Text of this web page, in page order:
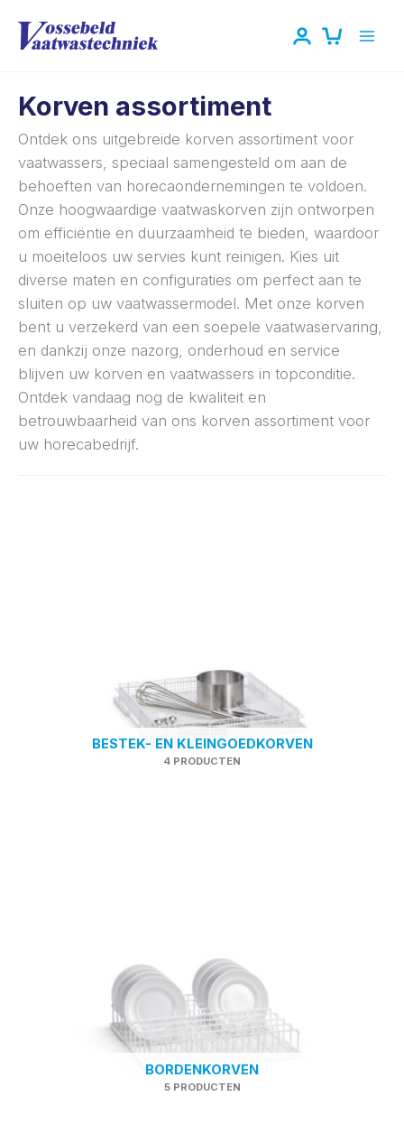
naar
Korven assortiment
Ontdek ons uitgebreide korven assortiment voor
vaatwassers, speciaal samengesteld om aan de
behoeften van horecaondernemingen te voldoen.
Onze hoogwaardige vaatwaskorven zijn ontworpen
om efficiëntie en duurzaamheid te bieden, waardoor
u moeiteloos uw servies kunt reinigen. Kies uit
diverse maten en configuraties om perfect aan te
sluiten op uw vaatwassermodel. Met onze korven
bent u verzekerd van een soepele vaatwaservaring,
en dankzij onze nazorg, onderhoud en service
blijven uw korven en vaatwassers in topconditie.
Ontdek vandaag nog de kwaliteit en
betrouwbaarheid van ons korven assortiment voor
uw horecabedrijf.
BESTEK- EN KLEINGOEDKORVEN
4 PRODUCTEN
BORDENKORVEN
5 PRODUCTEN